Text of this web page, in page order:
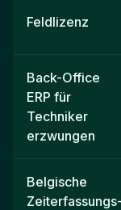
Feldlizenz
Back-Office
ERP für
Techniker
erzwungen
Belgische
Zeiterfassungs-